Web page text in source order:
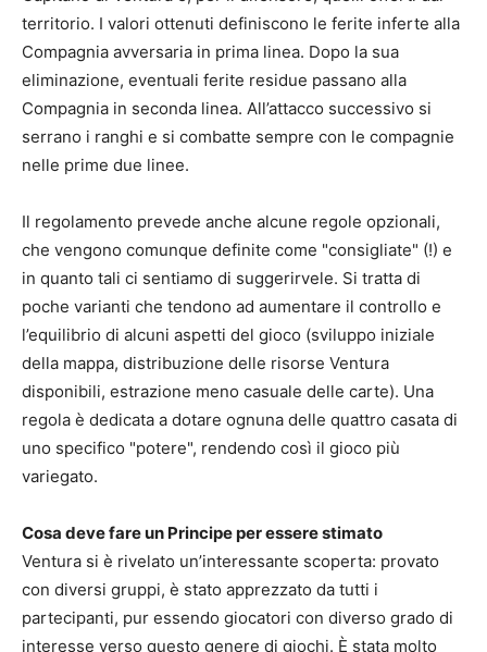
territorio. I valori ottenuti definiscono le ferite inferte alla
Compagnia avversaria in prima linea. Dopo la sua
eliminazione, eventuali ferite residue passano alla
Compagnia in seconda linea. All’attacco successivo si
serrano i ranghi e si combatte sempre con le compagnie
nelle prime due linee.
Il regolamento prevede anche alcune regole opzionali,
che vengono comunque definite come "consigliate" (!) e
in quanto tali ci sentiamo di suggerirvele. Si tratta di
poche varianti che tendono ad aumentare il controllo e
l’equilibrio di alcuni aspetti del gioco (sviluppo iniziale
della mappa, distribuzione delle risorse Ventura
disponibili, estrazione meno casuale delle carte). Una
regola è dedicata a dotare ognuna delle quattro casata di
uno specifico "potere", rendendo così il gioco più
variegato.
Cosa deve fare un Principe per essere stimato
Ventura si è rivelato un’interessante scoperta: provato
con diversi gruppi, è stato apprezzato da tutti i
partecipanti, pur essendo giocatori con diverso grado di
interesse verso questo genere di giochi. È stata molto